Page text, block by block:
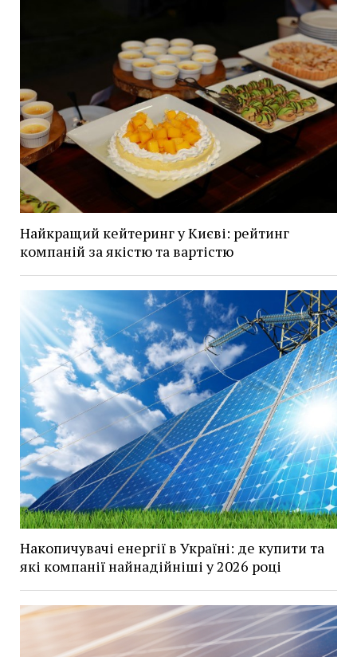
Найкращий кейтеринг у Києві: рейтинг
компаній за якістю та вартістю
Накопичувачі енергії в Україні: де купити та
які компанії найнадійніші у 2026 році